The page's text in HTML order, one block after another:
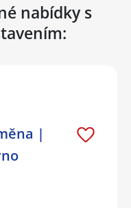
nabídky s
|